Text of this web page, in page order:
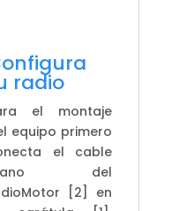
radio
el montaje
equipo primero
el cable
del
[2] en